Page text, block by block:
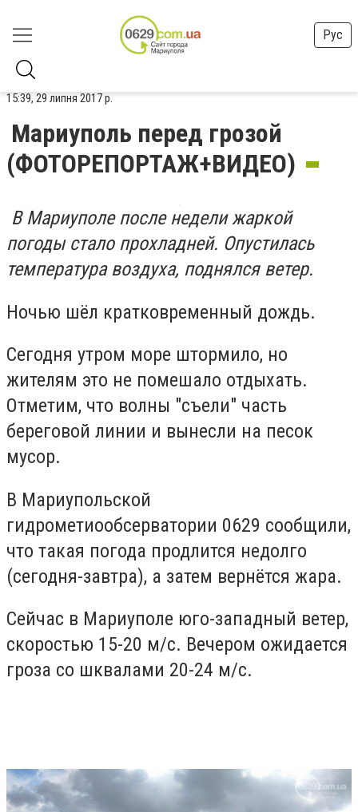
Рус
15:39, 29 липня 2017 р.
Мариуполь перед грозой
(ФОТОРЕПОРТАЖ+ВИДЕО)
В Мариуполе после недели жаркой
погоды стало прохладней. Опустилась
температура воздуха, поднялся ветер.
Ночью шёл кратковременный дождь.
Сегодня утром море штормило, но
жителям это не помешало отдыхать.
Отметим, что волны "съели" часть
береговой линии и вынесли на песок
мусор.
В Мариупольской
гидрометиообсерватории 0629 сообщили,
что такая погода продлится недолго
(сегодня-завтра), а затем вернётся жара.
Сейчас в Мариуполе юго-западный ветер,
скоростью 15-20 м/с. Вечером ожидается
гроза со шквалами 20-24 м/с.